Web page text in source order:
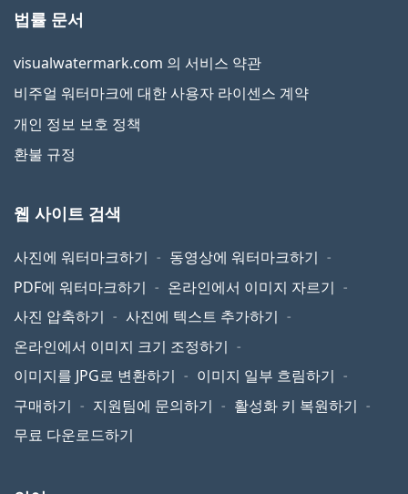
법률 문서
visualwatermark.com 의 서비스 약관
비주얼 워터마크에 대한 사용자 라이센스 계약
개인 정보 보호 정책
환불 규정
웹 사이트 검색
사진에 워터마크하기
동영상에 워터마크하기
PDF에 워터마크하기
온라인에서 이미지 자르기
사진 압축하기
사진에 텍스트 추가하기
온라인에서 이미지 크기 조정하기
이미지를 JPG로 변환하기
이미지 일부 흐림하기
구매하기
지원팀에 문의하기
활성화 키 복원하기
무료 다운로드하기